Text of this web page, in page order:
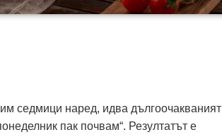
седмици наред, идва дългоочакваният
пак почвам“. Резултатът е